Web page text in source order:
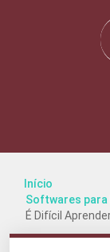
Início
Softwares para
É Difícil